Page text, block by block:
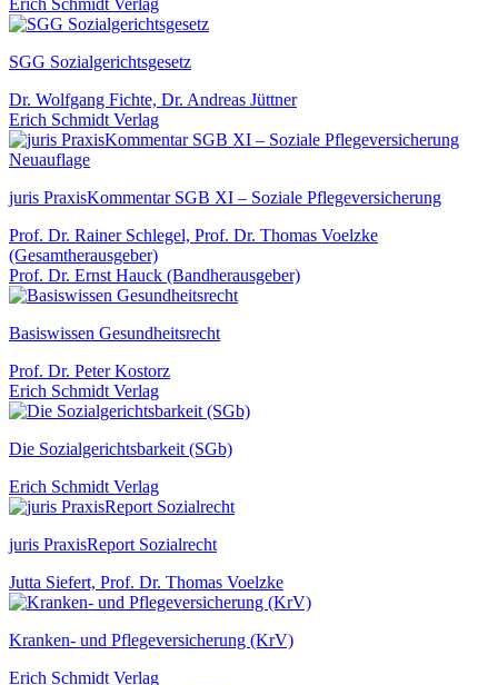
Erich Schmidt Verlag
SGG Sozialgerichtsgesetz
Dr. Wolfgang Fichte, Dr. Andreas Jüttner
Erich Schmidt Verlag
Neuauflage
juris PraxisKommentar SGB XI – Soziale Pflegeversicherung
Prof. Dr. Rainer Schlegel, Prof. Dr. Thomas Voelzke
(Gesamtherausgeber)
Prof. Dr. Ernst Hauck (Bandherausgeber)
Basiswissen Gesundheitsrecht
Prof. Dr. Peter Kostorz
Erich Schmidt Verlag
Die Sozialgerichtsbarkeit (SGb)
Erich Schmidt Verlag
juris PraxisReport Sozialrecht
Jutta Siefert, Prof. Dr. Thomas Voelzke
Kranken- und Pflegeversicherung (KrV)
Erich Schmidt Verlag